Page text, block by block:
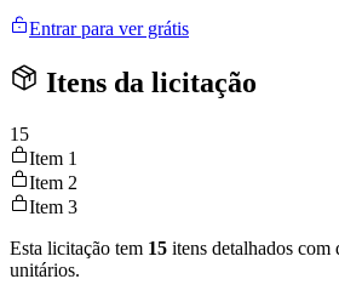
Entrar para ver grátis
Itens da licitação
15
Item 1
Item 2
Item 3
Esta licitação tem 15 itens detalhados com
unitários.